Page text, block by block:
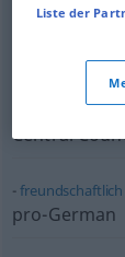
der
Central
freundschaftlich
pro-German
Liste der